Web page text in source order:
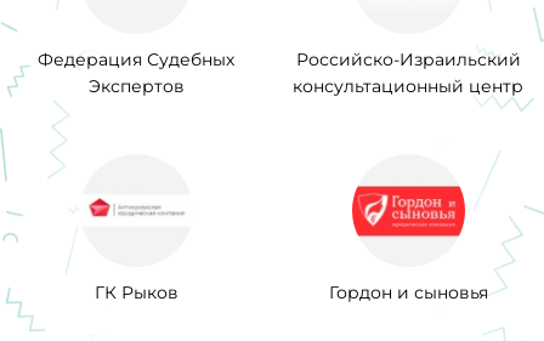
Федерация Судебных
Экспертов
Российско-Израильский
консультационный центр
ГК Рыков Гордон и сыновья